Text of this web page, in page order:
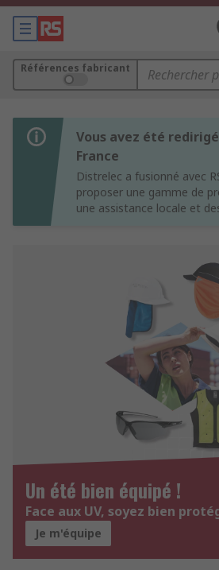
Références fabricant
Vous avez été
France
Distrelec a fusionné avec
proposer une gamme de
une assistance locale et
Un été bien équipé !
Face aux UV, soyez bien
Je m'équipe